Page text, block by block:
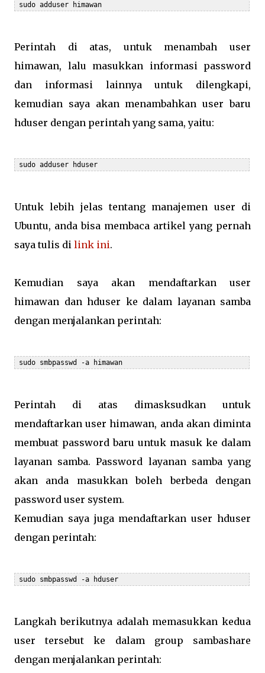
sudo adduser himawan
Perintah di atas, untuk menambah user
himawan, lalu masukkan informasi password
dan informasi lainnya untuk dilengkapi,
kemudian saya akan menambahkan user baru
hduser dengan perintah yang sama, yaitu:
sudo adduser hduser
Untuk lebih jelas tentang manajemen user di
Ubuntu, anda bisa membaca artikel yang pernah
saya tulis di link ini.
Kemudian saya akan mendaftarkan user
himawan dan hduser ke dalam layanan samba
dengan menjalankan perintah:
sudo smbpasswd -a himawan
Perintah di atas dimasksudkan untuk
mendaftarkan user himawan, anda akan diminta
membuat password baru untuk masuk ke dalam
layanan samba. Password layanan samba yang
akan anda masukkan boleh berbeda dengan
password user system.
Kemudian saya juga mendaftarkan user hduser
dengan perintah:
sudo smbpasswd -a hduser
Langkah berikutnya adalah memasukkan kedua
user tersebut ke dalam group sambashare
dengan menjalankan perintah: